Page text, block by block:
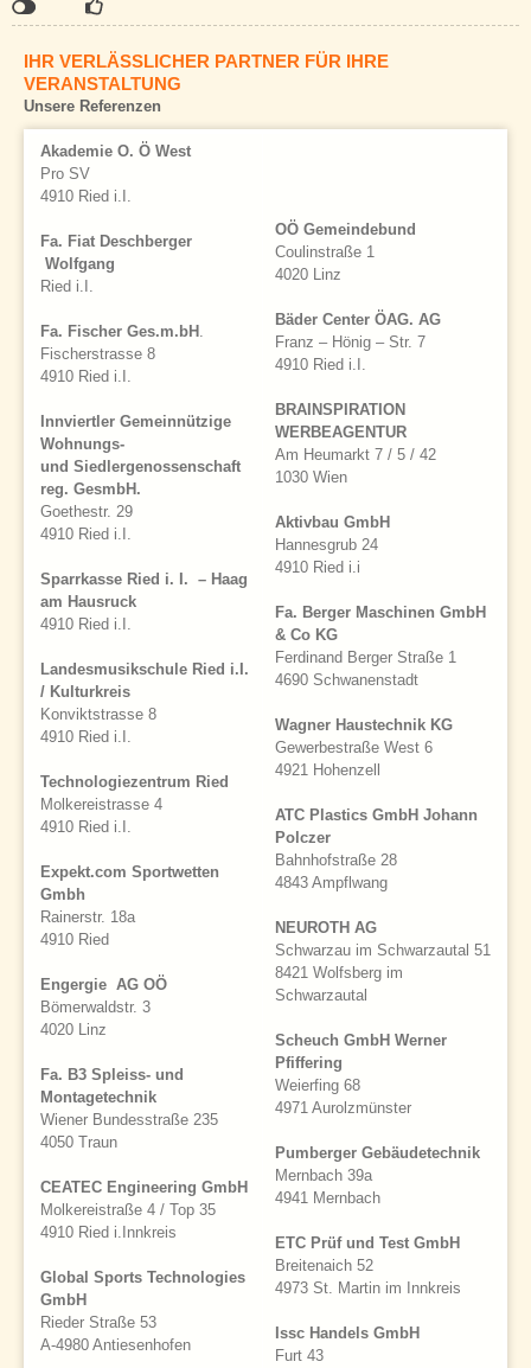
Sie
um
die
Social-
Media-
Schaltflächen
einzublenden.
Bitte
Sie,
dass
über
Funktionen
benutzerbezogene
Daten
übertragen
werden
können.
Sie
um
die
Social-
Media-
Schaltflächen
einzublenden.
Bitte
Sie,
dass
über
Funktionen
benutzerbezogene
Daten
an
übertragen
werden
können.
Sie
um
die
Social-
Media-
Schaltflächen
einzublenden.
Bitte
Sie,
dass
über
Funktionen
benutzerbezogene
Daten
an
übertragen
werden
können.
IHR VERLÄSSLICHER PARTNER FÜR IHRE
VERANSTALTUNG
Unsere Referenzen
Akademie O. Ö West
Pro SV
4910 Ried i.I.
Fa. Fiat Deschberger
Wolfgang
Ried i.I.
Fa. Fischer Ges.m.bH .
Fischerstrasse 8
4910 Ried i.I.
Innviertler Gemeinnützige
Wohnungs-
und Siedlergenossenschaft
reg. GesmbH.
Goethestr. 29
4910 Ried i.I.
Sparrkasse Ried i. I. – Haag
am Hausruck
4910 Ried i.I.
Landesmusikschule Ried i.I.
/ Kulturkreis
Konviktstrasse 8
4910 Ried i.I.
Technologiezentrum Ried
Molkereistrasse 4
4910 Ried i.I.
Expekt.com Sportwetten
Gmbh
Rainerstr. 18a
4910 Ried
Engergie AG OÖ
Bömerwaldstr. 3
4020 Linz
Fa. B3 Spleiss- und
Montagetechnik
Wiener Bundesstraße 235
4050 Traun
CEATEC Engineering GmbH
Molkereistraße 4 / Top 35
4910 Ried i.Innkreis
Global Sports Technologies
GmbH
Rieder Straße 53
A-4980 Antiesenhofen
OÖ Gemeindebund
Coulinstraße 1
4020 Linz
Bäder Center ÖAG. AG
Franz – Hönig – Str. 7
4910 Ried i.I.
BRAINSPIRATION
WERBEAGENTUR
Am Heumarkt 7 / 5 / 42
1030 Wien
Aktivbau GmbH
Hannesgrub 24
4910 Ried i.i
Fa. Berger Maschinen GmbH
& Co KG
Ferdinand Berger Straße 1
4690 Schwanenstadt
Wagner Haustechnik KG
Gewerbestraße West 6
4921 Hohenzell
ATC Plastics GmbH Johann
Polczer
Bahnhofstraße 28
4843 Ampflwang
NEUROTH AG
Schwarzau im Schwarzautal 51
8421 Wolfsberg im
Schwarzautal
Scheuch GmbH Werner
Pfiffering
Weierfing 68
4971 Aurolzmünster
Pumberger Gebäudetechnik
Mernbach 39a
4941 Mernbach
ETC Prüf und Test GmbH
Breitenaich 52
4973 St. Martin im Innkreis
Issc Handels GmbH
Furt 43